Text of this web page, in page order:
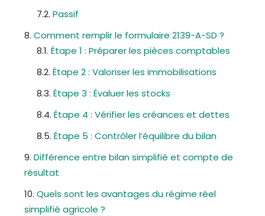
Passif
Comment remplir le formulaire 2139-A-SD ?
Étape 1 : Préparer les pièces comptables
Étape 2 : Valoriser les immobilisations
Étape 3 : Évaluer les stocks
Étape 4 : Vérifier les créances et dettes
Étape 5 : Contrôler l’équilibre du bilan
Différence entre bilan simplifié et compte de
résultat
Quels sont les avantages du régime réel
simplifié agricole ?